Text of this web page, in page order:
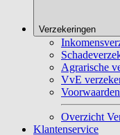
Verzekeringen
Agrarische
VvE
Voorwaarden
Overzicht
Klantenservice